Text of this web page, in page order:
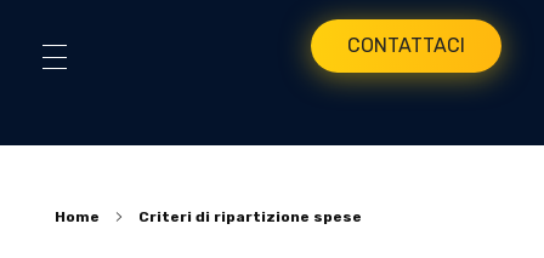
CONTATTACI
Home Criteri di ripartizione spese